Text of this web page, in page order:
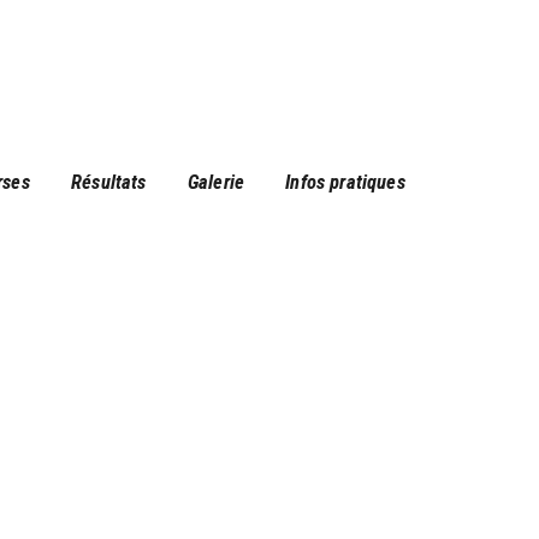
Résultats Galerie Infos pratiques